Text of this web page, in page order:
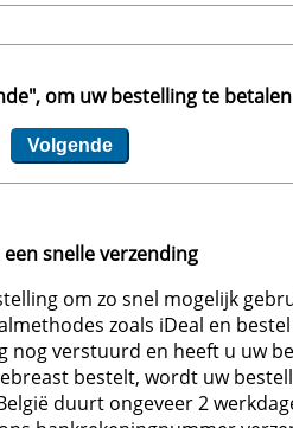
om uw bestelling te
snelle verzending
om zo snel mogelijk
zoals iDeal en
nog verstuurd en heeft u uw
bestelt, wordt uw
duurt ongeveer 2